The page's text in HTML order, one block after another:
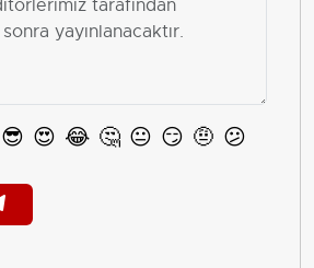
😎 😍 😂 🤔 😐 😏 🤨 😕